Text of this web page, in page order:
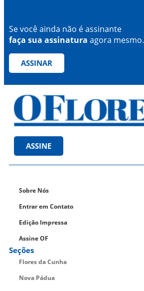
Se você ainda não é assinante
faça sua assinatura agora mesmo.
ASSINAR
ASSINE
Sobre Nós
Entrar em Contato
Edição Impressa
Assine OF
Seções
Flores da Cunha
Nova Pádua